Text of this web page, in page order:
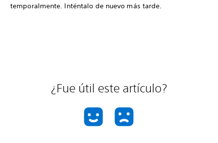
temporalmente. Inténtalo de nuevo más tarde.
¿Fue útil este artículo?